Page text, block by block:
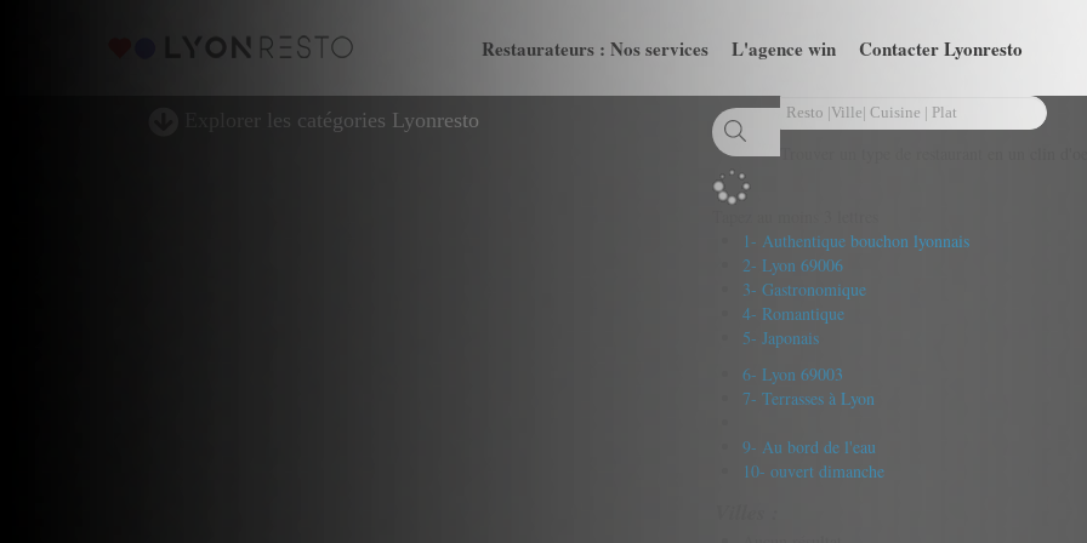
Restaurateurs : Nos services L'agence win Contacter Lyonresto
Explorer les catégories Lyonresto
1- Authentique bouchon lyonnais
2- Lyon 69006
3- Gastronomique
4- Romantique
5- Japonais
6- Lyon 69003
7- Terrasses à Lyon
9- Au bord de l'eau
10- ouvert dimanche